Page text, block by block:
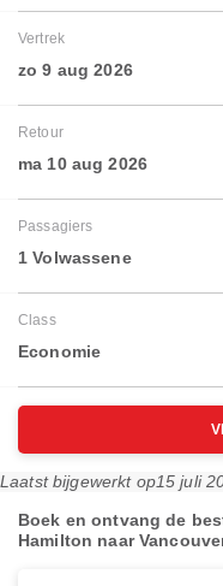
Vertrek
zo 9 aug 2026
Retour
ma 10 aug 2026
Passagiers
1 Volwassene
Class
Economie
Laatst bijgewerkt op15 juli
Boek en ontvang de
Hamilton naar